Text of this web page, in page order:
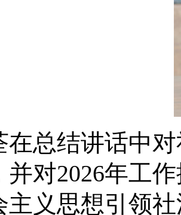
结讲话中对
并对2026年工
主义思想引领